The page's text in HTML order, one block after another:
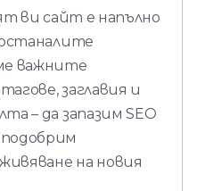
ви сайт е напълно
важните
заглавия и
– да запазим SEO
на новия